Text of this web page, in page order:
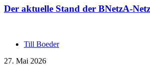
Der aktuelle Stand der BNetzA-
Till Boeder
27. Mai 2026